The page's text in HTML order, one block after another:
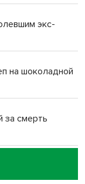
экс-
на шоколадной
за смерть